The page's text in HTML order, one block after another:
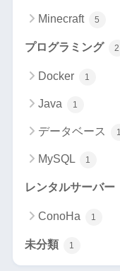
Minecraft 5
プログラミング 2
Docker 1
Java 1
データベース 1
MySQL 1
レンタルサーバー
ConoHa 1
未分類 1